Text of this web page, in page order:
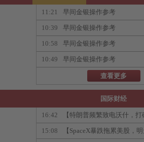
11:21 早间金银操作参考
10:39 早间金银操作参考
10:58 早间金银操作参考
10:49 早间金银操作参考
查看更多
国际财经
16:42 【特朗普频繁致电沃什，打
15:08 【SpaceX暴跌拖累美股，